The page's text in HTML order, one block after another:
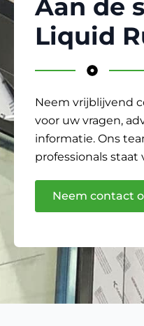
Aan de
Liquid
Neem vrijblijvend
voor uw vragen,
informatie. Ons
professionals staat
Neem contact